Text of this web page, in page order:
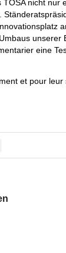
nicht nur
eine
et pour leur